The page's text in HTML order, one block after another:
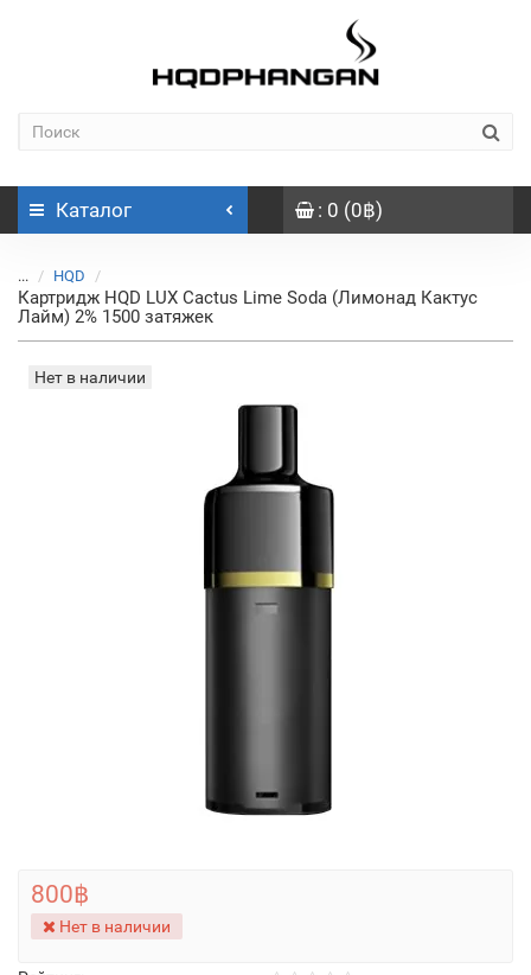
Каталог : 0 (0฿)
... HQD
Картридж HQD LUX Cactus Lime Soda (Лимонад Кактус
Лайм) 2% 1500 затяжек
Нет в наличии
800฿
Нет в наличии